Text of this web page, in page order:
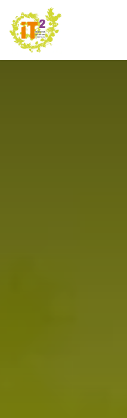
Se rendre au contenu